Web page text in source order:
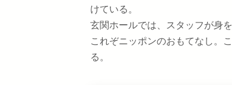
けている。
玄関ホールでは、スタッフが身
これぞニッポンのおもてなし。
る。